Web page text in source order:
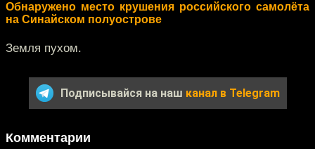
Обнаружено место крушения российского самолёта
на Синайском полуострове
Земля пухом.
Подписывайся на наш канал в Telegram
Комментарии